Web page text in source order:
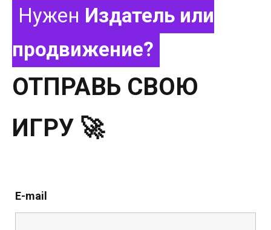
Нужен Издатель или
продвижение?
ОТПРАВЬ СВОЮ
ИГРУ 🚀
E-mail